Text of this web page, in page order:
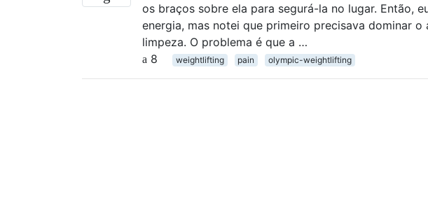
os braços sobre ela para segurá-la no lugar. Então,
energia, mas notei que primeiro precisava dominar
limpeza. O problema é que a …
8
weightlifting pain olympic-weightlifting